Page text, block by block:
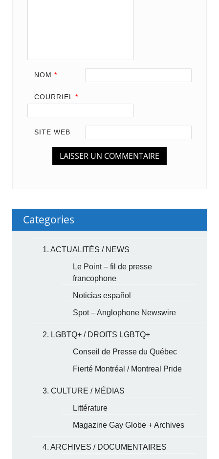
NOM *
COURRIEL *
SITE WEB
Categories
1. ACTUALITÉS / NEWS
Le Point – fil de presse
francophone
Noticias español
Spot – Anglophone Newswire
2. LGBTQ+ / DROITS LGBTQ+
Conseil de Presse du Québec
Fierté Montréal / Montreal Pride
3. CULTURE / MÉDIAS
Littérature
Magazine Gay Globe + Archives
4. ARCHIVES / DOCUMENTAIRES